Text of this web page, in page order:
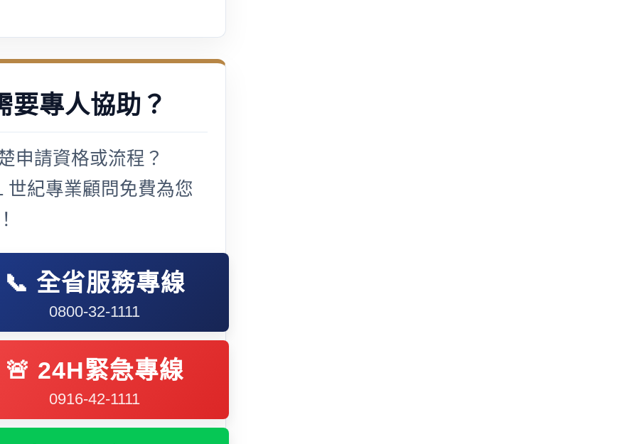
要專人協助？
申請資格或流程？
世紀專業顧問免費為您
📞 全省服務專線
0800-32-1111
🚨 24H緊急專線
0916-42-1111